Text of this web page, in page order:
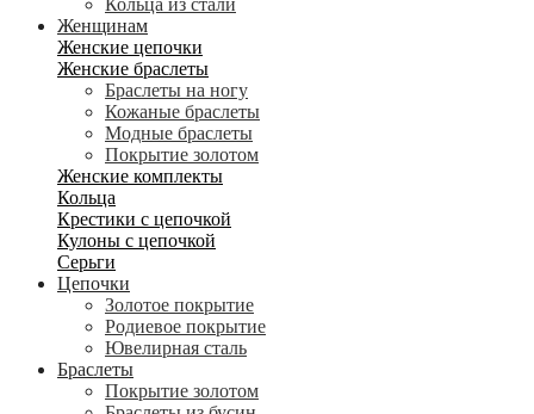
Кольца из стали
Женщинам
Женские цепочки
Женские браслеты
Браслеты на ногу
Кожаные браслеты
Модные браслеты
Покрытие золотом
Женские комплекты
Кольца
Крестики с цепочкой
Кулоны с цепочкой
Серьги
Цепочки
Золотое покрытие
Родиевое покрытие
Ювелирная сталь
Браслеты
Покрытие золотом